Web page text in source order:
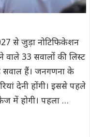
से जुड़ा नोटिफिकेशन
33 सवालों की लिस्ट
सवाल हैं। जनगणना के
देनी होंगी। इससे पहले
में होगी। पहला …